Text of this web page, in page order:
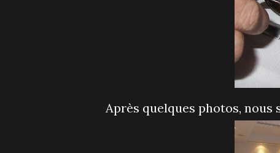
Après quelques photos, nous